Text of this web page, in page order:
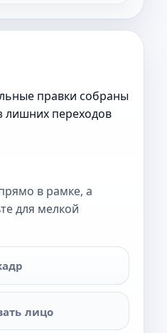
правки собраны
лишних переходов
в рамке, а
для мелкой
лицо